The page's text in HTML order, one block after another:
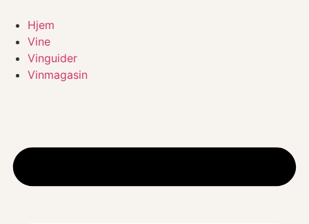
indhold
Hjem
Vine
Vinguider
Vinmagasin